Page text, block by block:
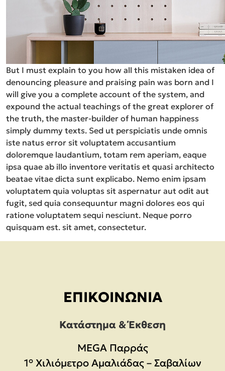
But I must explain to you how all this mistaken idea of
denouncing pleasure and praising pain was born and I
will give you a complete account of the system, and
expound the actual teachings of the great explorer of
the truth, the master-builder of human happiness
simply dummy texts. Sed ut perspiciatis unde omnis
iste natus error sit voluptatem accusantium
doloremque laudantium, totam rem aperiam, eaque
ipsa quae ab illo inventore veritatis et quasi architecto
beatae vitae dicta sunt explicabo. Nemo enim ipsam
voluptatem quia voluptas sit aspernatur aut odit aut
fugit, sed quia consequuntur magni dolores eos qui
ratione voluptatem sequi nesciunt. Neque porro
quisquam est. sit amet, consectetur.
ΕΠΙΚΟΙΝΩΝΊΑ
Κατάστημα & Έκθεση
MEGA Παρράς
1° Χιλιόμετρο Αμαλιάδας – Σαβαλίων